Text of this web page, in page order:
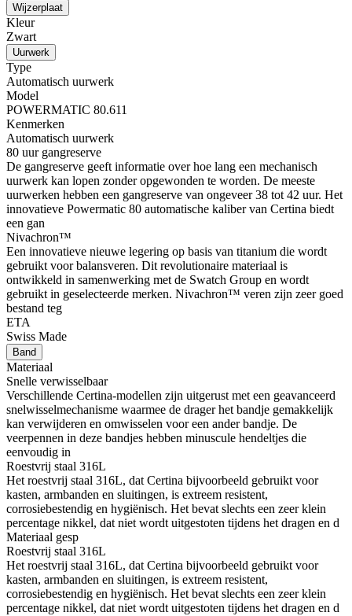
Wijzerplaat
Kleur
Zwart
Uurwerk
Type
Automatisch uurwerk
Model
POWERMATIC 80.611
Kenmerken
Automatisch uurwerk
80 uur gangreserve
De gangreserve geeft informatie over hoe lang een mechanisch
uurwerk kan lopen zonder opgewonden te worden. De meeste
uurwerken hebben een gangreserve van ongeveer 38 tot 42 uur. Het
innovatieve Powermatic 80 automatische kaliber van Certina biedt
een gan
Nivachron™
Een innovatieve nieuwe legering op basis van titanium die wordt
gebruikt voor balansveren. Dit revolutionaire materiaal is
ontwikkeld in samenwerking met de Swatch Group en wordt
gebruikt in geselecteerde merken. Nivachron™ veren zijn zeer goed
bestand teg
ETA
Swiss Made
Band
Materiaal
Snelle verwisselbaar
Verschillende Certina-modellen zijn uitgerust met een geavanceerd
snelwisselmechanisme waarmee de drager het bandje gemakkelijk
kan verwijderen en omwisselen voor een ander bandje. De
veerpennen in deze bandjes hebben minuscule hendeltjes die
eenvoudig in
Roestvrij staal 316L
Het roestvrij staal 316L, dat Certina bijvoorbeeld gebruikt voor
kasten, armbanden en sluitingen, is extreem resistent,
corrosiebestendig en hygiënisch. Het bevat slechts een zeer klein
percentage nikkel, dat niet wordt uitgestoten tijdens het dragen en d
Materiaal gesp
Roestvrij staal 316L
Het roestvrij staal 316L, dat Certina bijvoorbeeld gebruikt voor
kasten, armbanden en sluitingen, is extreem resistent,
corrosiebestendig en hygiënisch. Het bevat slechts een zeer klein
percentage nikkel, dat niet wordt uitgestoten tijdens het dragen en d